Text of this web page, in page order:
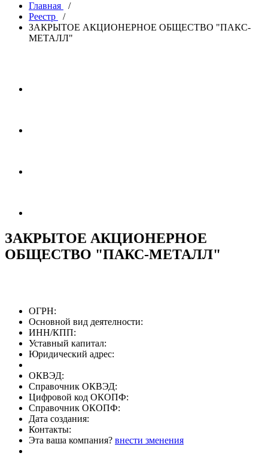
Главная
/
Реестр
/
ЗАКРЫТОЕ АКЦИОНЕРНОЕ ОБЩЕСТВО "ПАКС-
МЕТАЛЛ"
ЗАКРЫТОЕ АКЦИОНЕРНОЕ
ОБЩЕСТВО "ПАКС-МЕТАЛЛ"
ОГРН:
Основной вид деятелности:
ИНН/КПП:
Уставный капитал:
Юридический адрес:
ОКВЭД:
Справочник ОКВЭД:
Цифровой код ОКОПФ:
Справочник ОКОПФ:
Дата создания:
Контакты:
Эта ваша компания? внести зменения